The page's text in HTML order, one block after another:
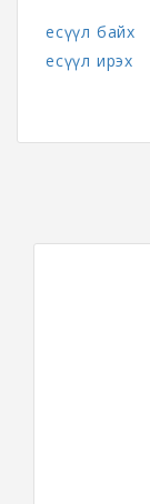
есүүл байх
есүүл ирэх